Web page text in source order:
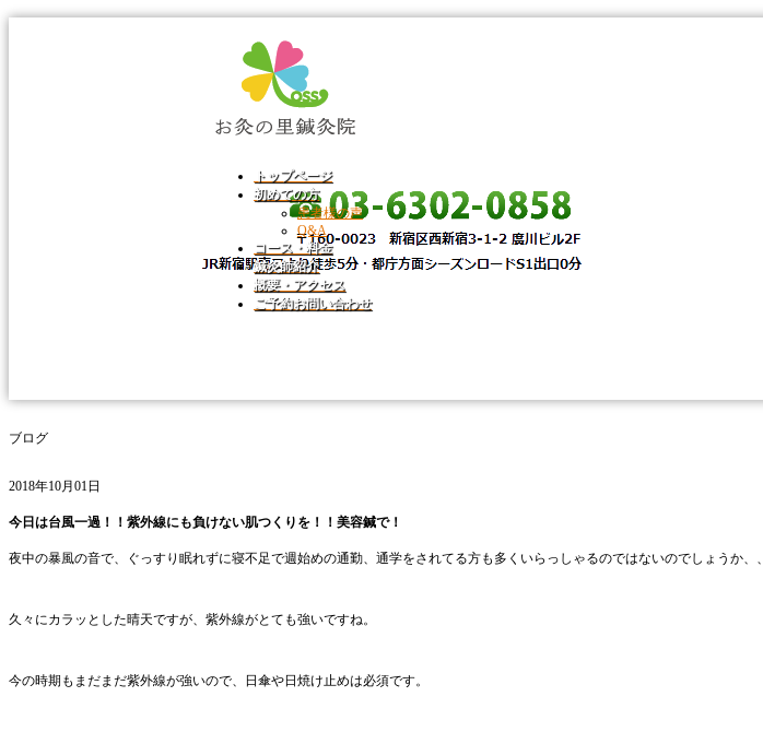
トップページ
初めての方
患者様の声
Q&A
コース・料金
鍼灸師紹介
概要・アクセス
ご予約お問い合わせ
ブログ
2018年10月01日
今日は台風一過！！紫外線にも負けない肌つくりを！！美容鍼で！
夜中の暴風の音で、ぐっすり眠れずに寝不足で週始めの通勤、通学をされてる方も多くいらっしゃるのではないのでしょうか、、
久々にカラッとした晴天ですが、紫外線がとても強いですね。
今の時期もまだまだ紫外線が強いので、日傘や日焼け止めは必須です。